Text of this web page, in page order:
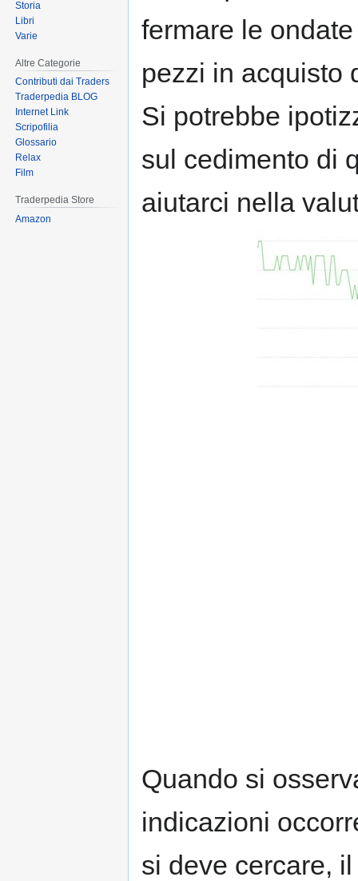
fermare le
pezzi in acquisto
Si potrebbe
sul cedimento di
aiutarci nella
Quando si
indicazioni
si deve cercare,
Storia
Libri
Varie
Altre Categorie
Contributi dai Traders
Traderpedia BLOG
Internet Link
Scripofilia
Glossario
Relax
Film
Traderpedia Store
Amazon